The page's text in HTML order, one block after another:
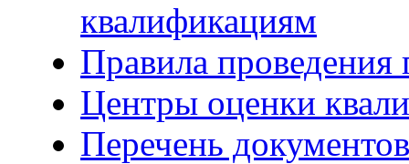
квалификациям
Правила проведения
Центры оценки
Перечень